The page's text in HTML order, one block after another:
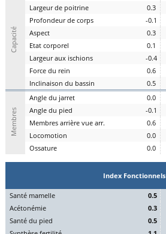
Capacité
Largeur de poitrine
0.3
Profondeur de corps
-0.1
Aspect
0.3
Etat corporel
0.1
Largeur aux ischions
-0.4
Force du rein
0.6
Inclinaison du bassin 0.5
Membres
Angle du jarret
0.0
Angle du pied
-0.1
Membres arrière vue arr.
0.6
Locomotion
0.0
Ossature 0.0
Index Fonctionnels
Santé mamelle
0.5
Acétonémie
0.3
Santé du pied
0.5